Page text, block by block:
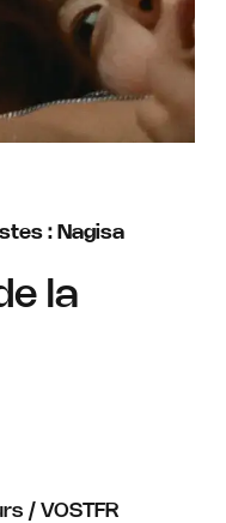
: Nagisa
la
/ VOSTFR